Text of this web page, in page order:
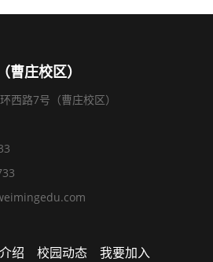
曹庄校区）
西路7号（曹庄校区）
绍 校园动态 我要加入